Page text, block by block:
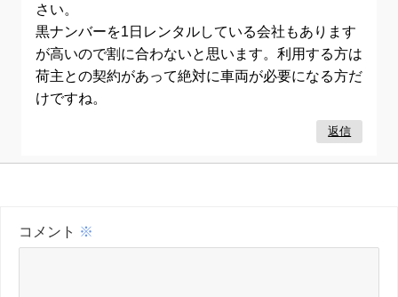
さい。
黒ナンバーを1日レンタルしている会社もあります
が高いので割に合わないと思います。利用する方は
荷主との契約があって絶対に車両が必要になる方だ
けですね。
返信
コメント ※